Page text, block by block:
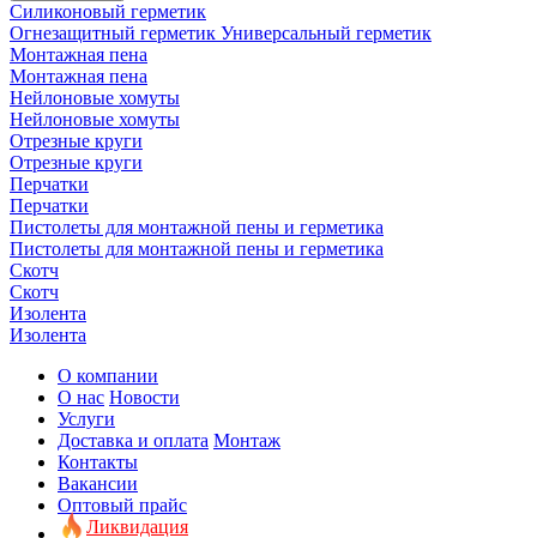
Силиконовый герметик
Огнезащитный герметик Универсальный герметик
Монтажная пена
Монтажная пена
Нейлоновые хомуты
Нейлоновые хомуты
Отрезные круги
Отрезные круги
Перчатки
Перчатки
Пистолеты для монтажной пены и герметика
Пистолеты для монтажной пены и герметика
Скотч
Скотч
Изолента
Изолента
О компании
О нас Новости
Услуги
Доставка и оплата Монтаж
Контакты
Вакансии
Оптовый прайс
Ликвидация